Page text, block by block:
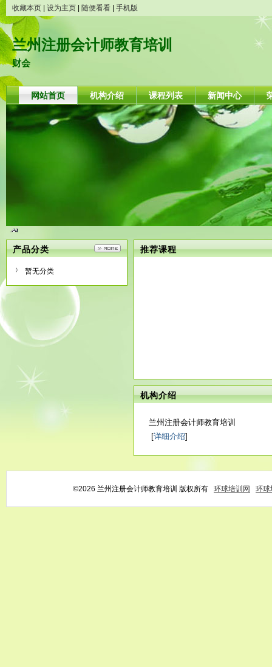
收藏本页 设为主页 随便看看 手机版
兰州注册会计师教育培训
财会
网站首页 机构介绍 课程列表 新闻中心
产品分类
暂无分类
推荐课程
机构介绍
兰州注册会计师教育培训
[详细介绍]
©2026 兰州注册会计师教育培训 版权所有 环球培训网 环球